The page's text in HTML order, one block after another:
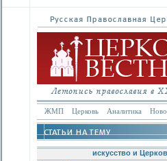
ЖМП Церковь Аналитика
искусство и